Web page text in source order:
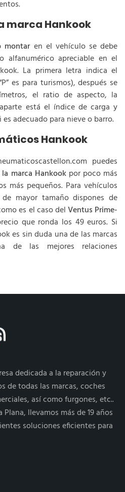
marca Hankook
montaren el vehículo se debe
alfanumérico apreciable en el
La primera letra indica el
es para turismos), después se
el ratio de aspecto, la
está el índice de carga y
adecuado para nieve o barro.
Hankook
puedes
marca Hankookpor poco más
más pequeños. Para vehículos
mayor tamaño dispones de
es el caso delVentus Prime-
que ronda los 49 euros. Si
es sin duda una de las marcas
de las mejores relaciones
dedicada a la reparación y
de todas las marcas, coches
así como furgones, etc..
llevamos más de 19 años
soluciones eficientes para